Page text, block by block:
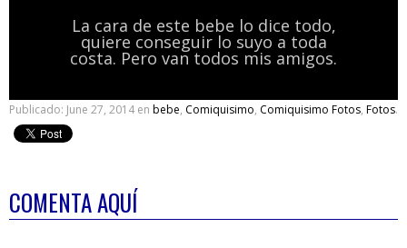
La cara de este bebe lo dice todo,
quiere conseguir lo suyo a toda
costa. Pero van todos mis amigos.
Publicado: June 27, 2014 en bebe, Comiquisimo, Comiquisimo Fotos, Fotos.
COMENTA AQUÍ